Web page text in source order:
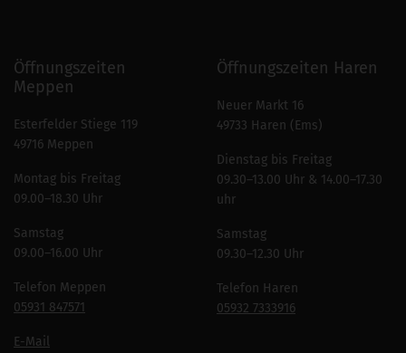
Öffnungszeiten
Meppen
Esterfelder Stiege 119
49716 Meppen
Montag bis Freitag
09.00–18.30 Uhr
Samstag
09.00–16.00 Uhr
Telefon Meppen
05931 847571
E-Mail
Öffnungszeiten Haren
Neuer Markt 16
49733 Haren (Ems)
Dienstag bis Freitag
09.30–13.00 Uhr & 14.00–17.30
uhr
Samstag
09.30–12.30 Uhr
Telefon Haren
05932 7333916